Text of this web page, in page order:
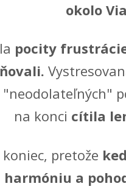
okolo
pocity
na konci cítila
pretože
a